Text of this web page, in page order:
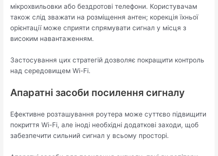
мікрохвильовки або бездротові телефони. Користувачам
також слід зважати на розміщення антен; корекція їхньої
орієнтації може сприяти спрямувати сигнал у місця з
високим навантаженням.
Застосування цих стратегій дозволяє покращити контроль
над середовищем Wi-Fi.
Апаратні засоби посилення сигналу
Ефективне розташування роутера може суттєво підвищити
покриття Wi-Fi, але іноді необхідні додаткові заходи, щоб
забезпечити сильний сигнал у всьому просторі.